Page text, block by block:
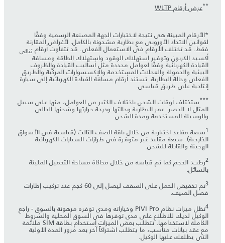
**عرض أرقام WLTP
*الأرقام المبينة هي نتيجة لاختبارات الجهة المصنعة الرسمية وفقًا
لقوانين الاتحاد الأوروبي مع بطارية مشحونة بالكامل. لأغراض المقارنة
فقط. قد تختلف الأرقام في الاستعمال الفعلي. قد تتفاوت أرقام ثنائي
أكسيد الكربون وتوفير استهلاك الوقود واستهلاك الطاقة ومسافة
القيادة الكهربائية وفقًا لعوامل محددة مثل أساليب القيادة والظروف
البيئية والحمولة والعجلات المستخدمة والإكسسوارات المركّبة والطريق
الفعلي وحالة البطارية. تستند أرقام مسافة القيادة الكهربائية إلى سيارة
إنتاجية على طريق قياسي.
***ستختلف أوقات الشحن باختلاف الكثير من العوامل، منها على سبيل
المثال لا الحصر: عمر البطارية وحالتها ودرجة حرارتها وشحنها الحالي
والوسيلة المستخدمة ومدة الشحن.
1‎سبعة مقاعد اختيارية من خلال باقة الصف الثالث (قياسية في الأسواق
الخارجية). سبعة مقاعد غير متوفرة في طرازات السيارات الكهربائية
الهجينة والقابلة للشحن.
2‎رطب: الحجم كما تم قياسه من خلال محاكاة مساحة التحميل المليئة
بالسائل.
3 ‎تم تخفيض الحمل على السقف ليصل إلى 60 كجم عند تركيب إطارات
فصل الصيف.
4 ‎تظل ميزات نظام PIVI Pro وخياراته ومدى توفره مرهونة بالسوق - راجع
الوكيل لديك للاطلاع على مدى توفرها في السوق المحلية والشروط
الكاملة لاستخدامها. تتطلب بعض الميزات استخدام بطاقة SIM ملائمة
مع عقد بيانات مناسب، ما يتطلب اشتراكاً آخر بعد مرور المدة الأولية
التي يطلعك عليها الوكيل.